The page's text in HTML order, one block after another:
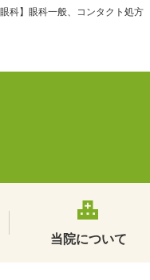
科】眼科一般、コンタクト処方
当院について